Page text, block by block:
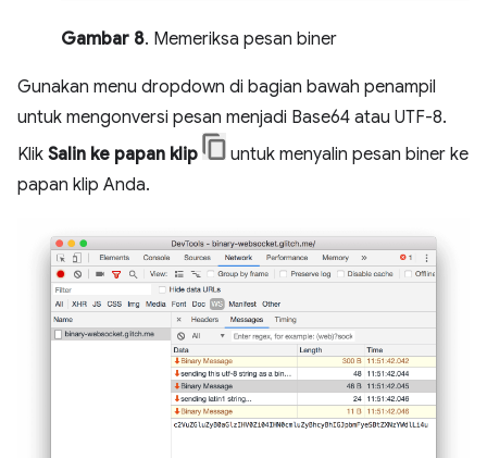
Gambar 8. Memeriksa pesan biner
Gunakan menu dropdown di bagian bawah penampil
untuk mengonversi pesan menjadi Base64 atau UTF-8.
Klik Salin ke papan klip
untuk menyalin pesan biner ke
papan klip Anda.